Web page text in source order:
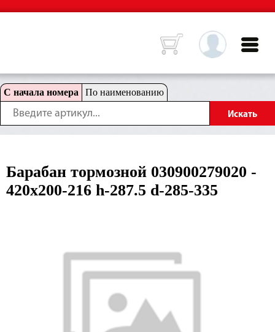
С начала номера По наименованию
Барабан тормозной 030900279020 -
420x200-216 h-287.5 d-285-335